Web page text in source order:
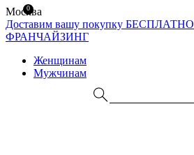
Москва
Доставим вашу покупку БЕСПЛАТНО
ФРАНЧАЙЗИНГ
Женщинам
Мужчинам
0